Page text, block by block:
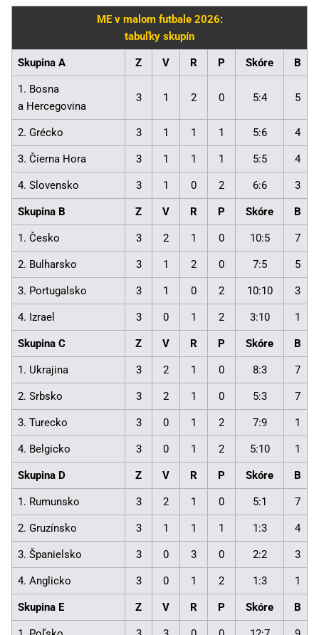
ME v malom futbale 2026:
tabuľky skupín
Skupina A Z V R P Skóre B
1. Bosna
a Hercegovina
3 1 2 0 5:4 5
2. Grécko 3 1 1 1 5:6 4
3. Čierna Hora 3 1 1 1 5:5 4
4. Slovensko 3 1 0 2 6:6 3
Skupina B Z V R P Skóre B
1. Česko 3 2 1 0 10:5 7
2. Bulharsko 3 1 2 0 7:5 5
3. Portugalsko 3 1 0 2 10:10 3
4. Izrael 3 0 1 2 3:10 1
Skupina C Z V R P Skóre B
1. Ukrajina 3 2 1 0 8:3 7
2. Srbsko 3 2 1 0 5:3 7
3. Turecko 3 0 1 2 7:9 1
4. Belgicko 3 0 1 2 5:10 1
Skupina D Z V R P Skóre B
1. Rumunsko 3 2 1 0 5:1 7
2. Gruzínsko 3 1 1 1 1:3 4
3. Španielsko 3 0 3 0 2:2 3
4. Anglicko 3 0 1 2 1:3 1
Skupina E Z V R P Skóre B